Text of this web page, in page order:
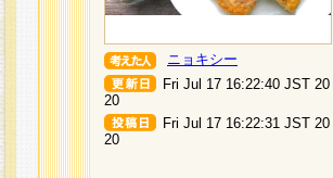
ニョキシー
Fri Jul 17 16:22:40 JST 20
20
Fri Jul 17 16:22:31 JST 20
20